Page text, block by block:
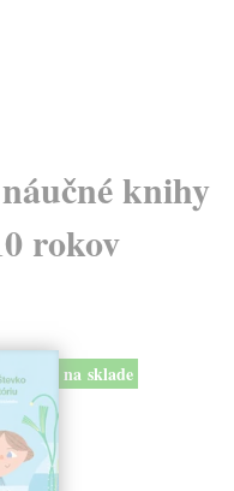
knihy
rokov
na sklade